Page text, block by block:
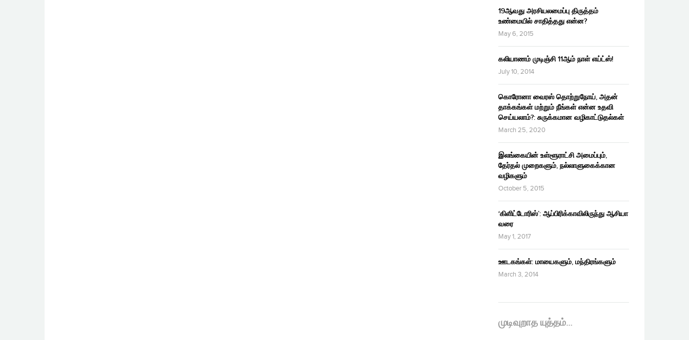
19ஆவது அரசியலமைப்பு திருத்தம்
உண்மையில் சாதித்தது என்ன?
May 6, 2015
கலியாணம் முடிஞ்சி 11ஆம் நாள் எய்ட்ஸ்!
July 10, 2014
கொரோனா வைரஸ் தொற்றுநோய், அதன்
தாக்கங்கள் மற்றும் நீங்கள் என்ன உதவி
செய்யலாம்?: சுருக்கமான வழிகாட்டுதல்கள்
March 25, 2020
இலங்கையின் உள்ளூராட்சி அமைப்பும்,
தேர்தல் முறைகளும், நல்லாளுகைக்கான
வழிகளும்
October 5, 2015
‘கிளிட்டோரிஸ்’: ஆப்பிரிக்காவிலிருந்து ஆசியா
வரை
May 1, 2017
ஊடகங்கள்: மாயைகளும், மந்திரங்களும்
March 3, 2014
முடிவுறாத யுத்தம்…